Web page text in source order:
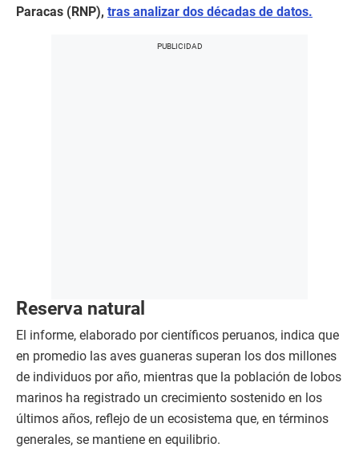
Paracas (RNP), tras analizar dos décadas de datos.
Reserva natural
El informe, elaborado por científicos peruanos, indica que
en promedio las aves guaneras superan los dos millones
de individuos por año, mientras que la población de lobos
marinos ha registrado un crecimiento sostenido en los
últimos años, reflejo de un ecosistema que, en términos
generales, se mantiene en equilibrio.